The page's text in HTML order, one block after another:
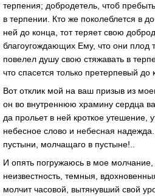
терпения; добродетель, чтоб
в терпении. Кто же поколеблется в
ней до конца, тот теряет свою
благоугождающих Ему, что они плод
повелел душу свою стяжавать в
что спасется только претерпевый до
Вот отклик мой на ваш призыв из
он во внутреннюю храмину сердца
да прольет в ней кроткое утешение,
небесное слово и небесная
пустыни, молчащаго в пустыне!..
И опять погружаюсь в мое
неизвестность, темныя,
молчит часовой, вытянувший свой